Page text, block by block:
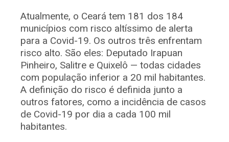
Atualmente, o Ceará tem 181 dos 184
municípios com risco altíssimo de alerta
para a Covid-19. Os outros três enfrentam
risco alto. São eles: Deputado Irapuan
Pinheiro, Salitre e Quixelô — todas cidades
com população inferior a 20 mil habitantes.
A definição do risco é definida junto a
outros fatores, como a incidência de casos
de Covid-19 por dia a cada 100 mil
habitantes.